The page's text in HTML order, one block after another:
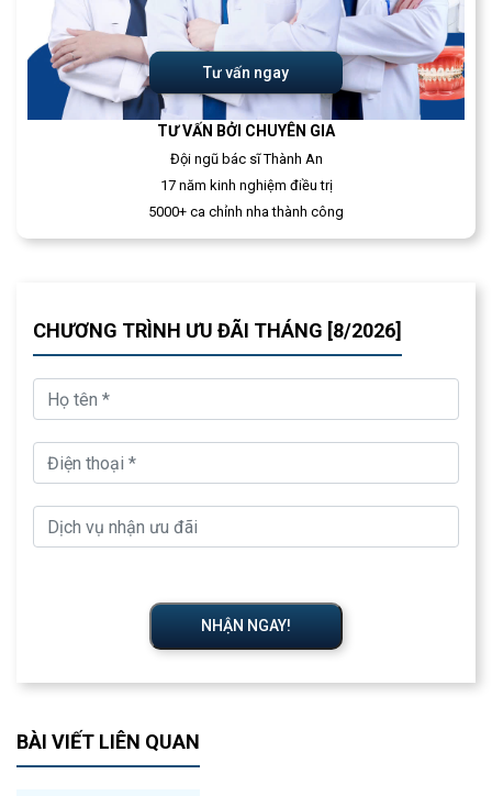
Tư vấn ngay
TƯ VẤN BỞI CHUYÊN GIA
Đội ngũ bác sĩ Thành An
17 năm kinh nghiệm điều trị
5000+ ca chỉnh nha thành công
CHƯƠNG TRÌNH ƯU ĐÃI THÁNG [8/2026]
NHẬN NGAY!
BÀI VIẾT LIÊN QUAN